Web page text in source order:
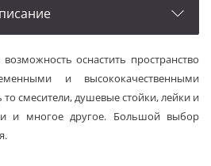
возможность оснастить пространство
и высококачественными
смесители, душевые стойки, лейки и
и многое другое. Большой выбор